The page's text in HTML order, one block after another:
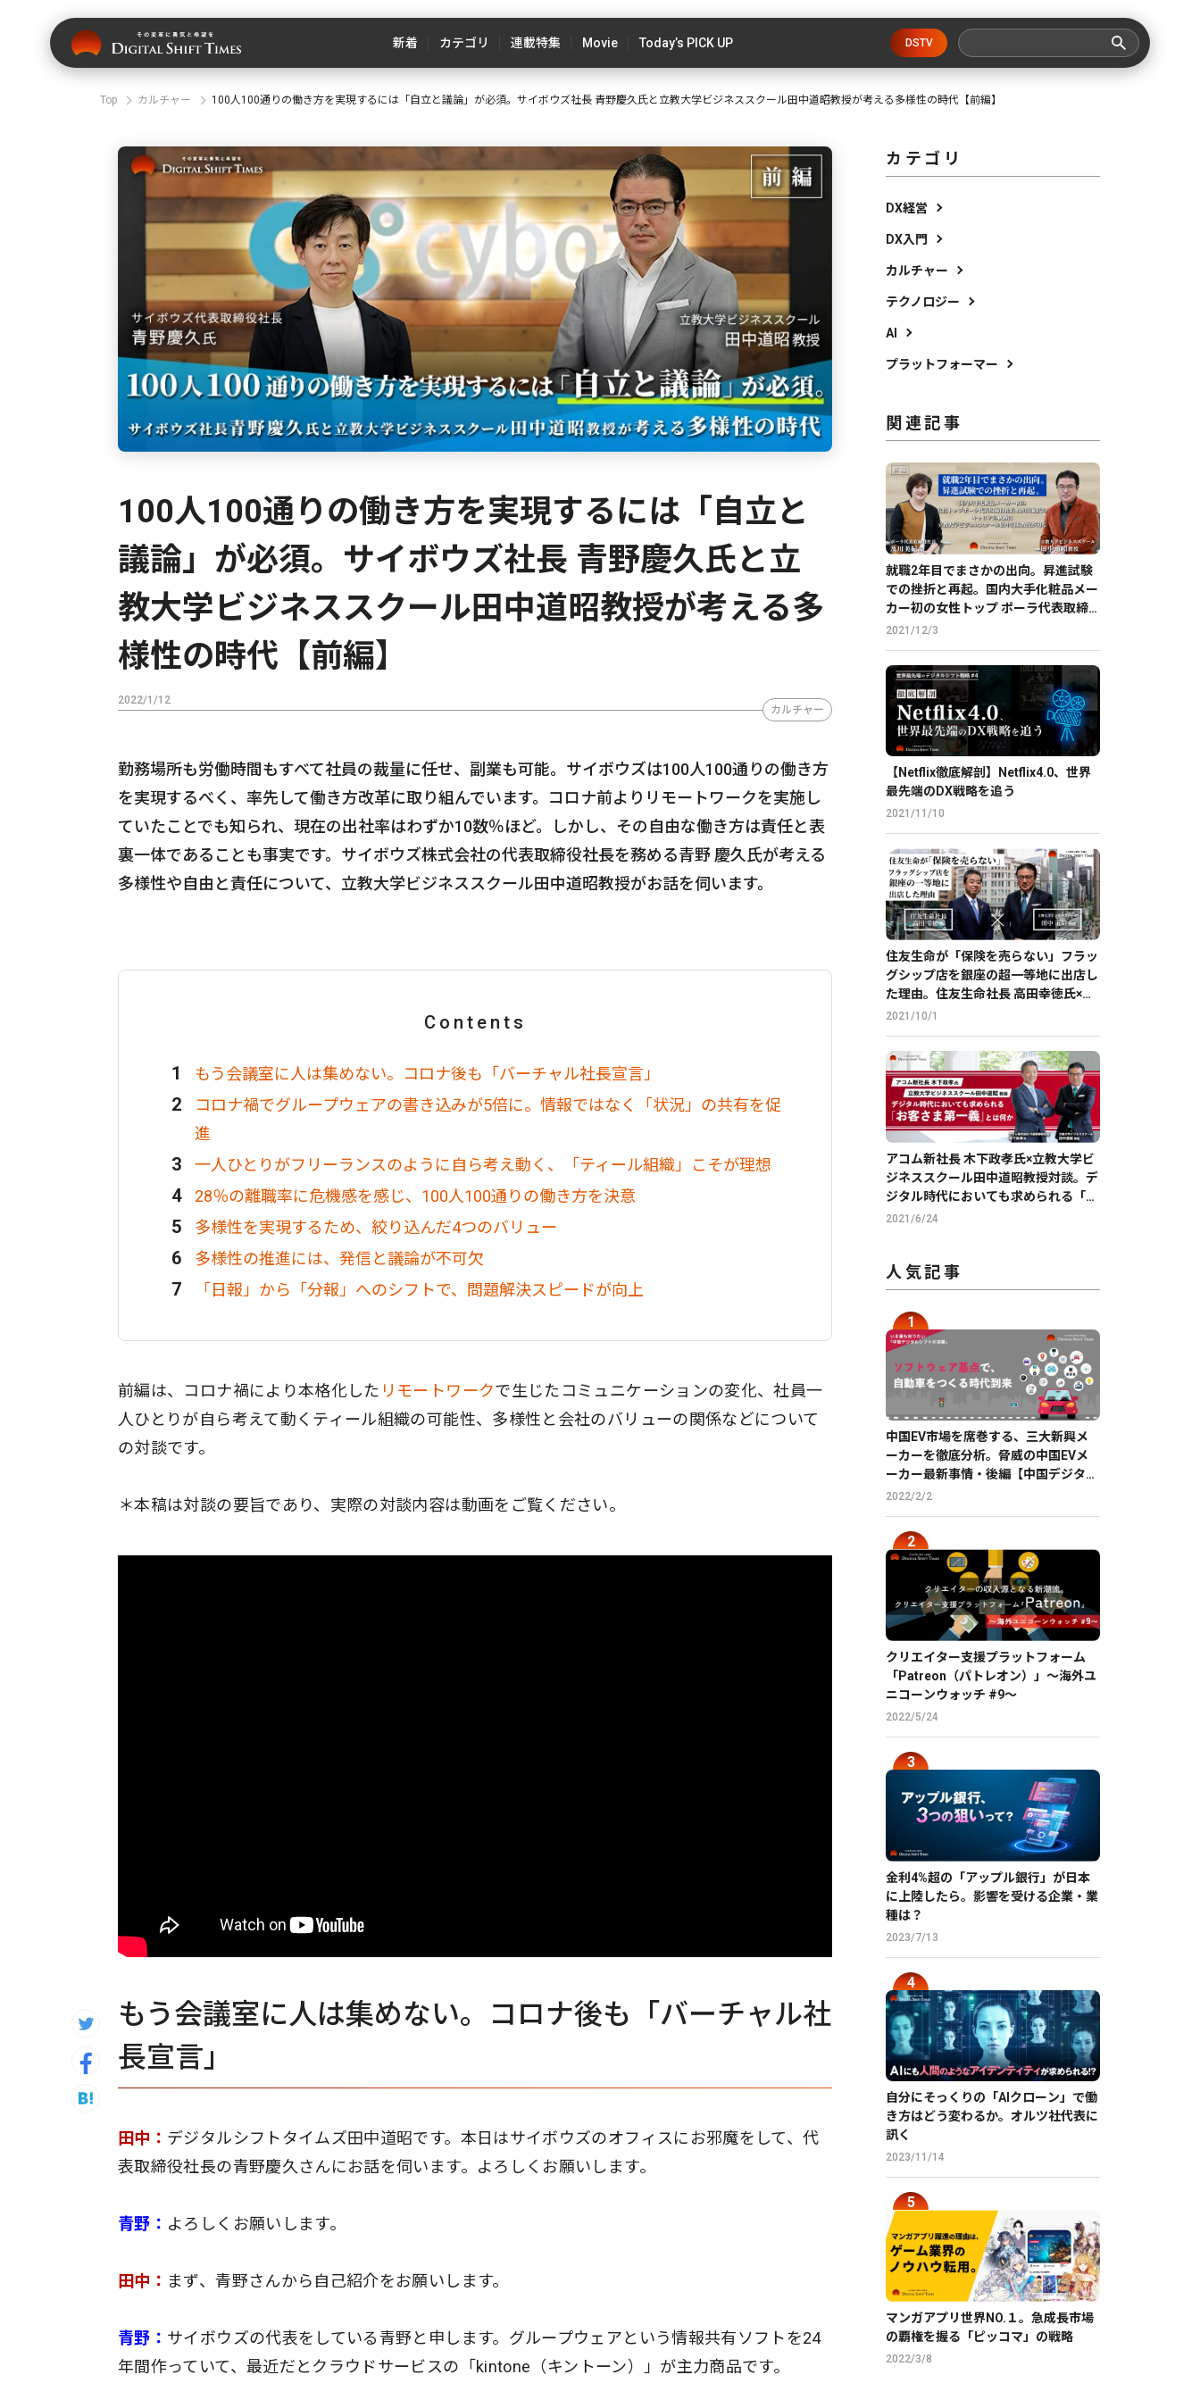
新着 カテゴリ 連載特集 Movie Today’s PICK UP DSTV
Top カルチャー 100人100通りの働き方を実現するには「自立と議論」が必須。サイボウズ社長 青野慶久氏と立教大学ビジネススクール田中道昭教授が考える多様性の時代【前編】
100人100通りの働き方を実現するには「自立と
議論」が必須。サイボウズ社長 青野慶久氏と立
教大学ビジネススクール田中道昭教授が考える多
様性の時代【前編】
2022/1/12
カルチャー
勤務場所も労働時間もすべて社員の裁量に任せ、副業も可能。サイボウズは100人100通りの働き方
を実現するべく、率先して働き方改革に取り組んでいます。コロナ前よりリモートワークを実施し
ていたことでも知られ、現在の出社率はわずか10数％ほど。しかし、その自由な働き方は責任と表
裏一体であることも事実です。サイボウズ株式会社の代表取締役社長を務める青野 慶久氏が考える
多様性や自由と責任について、立教大学ビジネススクール田中道昭教授がお話を伺います。
Contents
もう会議室に人は集めない。コロナ後も「バーチャル社長宣言」
コロナ禍でグループウェアの書き込みが5倍に。情報ではなく「状況」の共有を促
進
一人ひとりがフリーランスのように自ら考え動く、「ティール組織」こそが理想
28％の離職率に危機感を感じ、100人100通りの働き方を決意
多様性を実現するため、絞り込んだ4つのバリュー
多様性の推進には、発信と議論が不可欠
「日報」から「分報」へのシフトで、問題解決スピードが向上
前編は、コロナ禍により本格化した リモートワークで生じたコミュニケーションの変化、社員一
人ひとりが自ら考えて動くティール組織の可能性、多様性と会社のバリューの関係などについて
の対談です。
＊本稿は対談の要旨であり、実際の対談内容は動画をご覧ください。
もう会議室に人は集めない。コロナ後も「バーチャル社
長宣言」
田中： デジタルシフトタイムズ田中道昭です。本日はサイボウズのオフィスにお邪魔をして、代
表取締役社長の青野慶久さんにお話を伺います。よろしくお願いします。
青野： よろしくお願いします。
田中： まず、青野さんから自己紹介をお願いします。
青野： サイボウズの代表をしている青野と申します。グループウェアという情報共有ソフトを24
年間作っていて、最近だとクラウドサービスの「kintone（キントーン）」が主力商品です。
カテゴリ
DX経営
DX入門
カルチャー
テクノロジー
AI
プラットフォーマー
関連記事
就職2年目でまさかの出向。昇進試験
での挫折と再起。国内大手化粧品メー
カー初の女性トップ ポーラ代表取締
役社長 及川美紀氏のキャリアの軌跡
教授が迫る【前編】
2021/12/3
【Netflix徹底解剖】Netflix4.0、世界
最先端のDX戦略を追う
2021/11/10
住友生命が「保険を売らない」フラッ
グシップ店を銀座の超一等地に出店し
た理由。住友生命社長 高田幸徳氏×立
教大学ビジネススクール田中道昭教授
2021/10/1
アコム新社長 木下政孝氏×立教大学ビ
ジネススクール田中道昭教授対談。デ
ジタル時代においても求められる「お
客さま第一義」とは何か
2021/6/24
人気記事
中国EV市場を席巻する、三大新興メ
ーカーを徹底分析。脅威の中国EVメ
ーカー最新事情・後編【中国デジタル
企業最前線】
2022/2/2
クリエイター支援プラットフォーム
「Patreon（パトレオン）」〜海外ユ
ニコーンウォッチ #9〜
2022/5/24
金利4%超の「アップル銀行」が日本
に上陸したら。影響を受ける企業・業
種は？
2023/7/13
自分にそっくりの「AIクローン」で働
き方はどう変わるか。オルツ社代表に
訊く
2023/11/14
マンガアプリ世界NO.１。急成長市場
の覇権を握る「ピッコマ」の戦略
2022/3/8